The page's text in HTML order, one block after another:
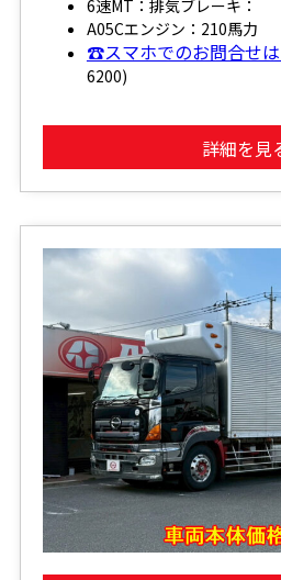
6速MT：排気ブレーキ：
A05Cエンジン：210馬力
☎スマホでのお問合せ
6200)
詳細を見